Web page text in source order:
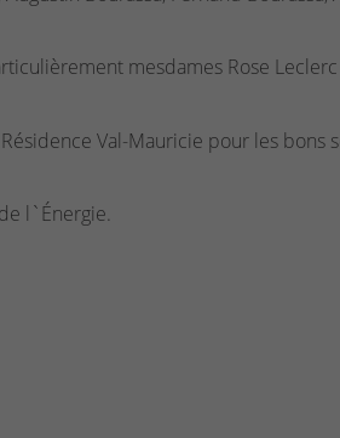
mesdames Rose
Val-Mauricie pour les bons
l`Énergie.